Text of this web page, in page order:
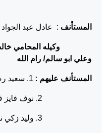
المستأنف : عادل عبد
وكيله المحامي خالد
وعلي ابو سالم/ رام الله
المستأنف عليهم :